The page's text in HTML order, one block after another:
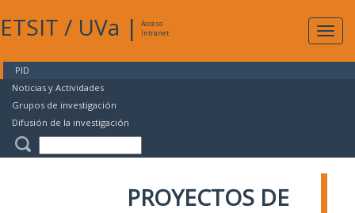
ETSIT / UVa |
Acceso
Intranet
PID
Noticias y Actividades
Grupos de investigación
Difusión de la investigación
PROYECTOS DE